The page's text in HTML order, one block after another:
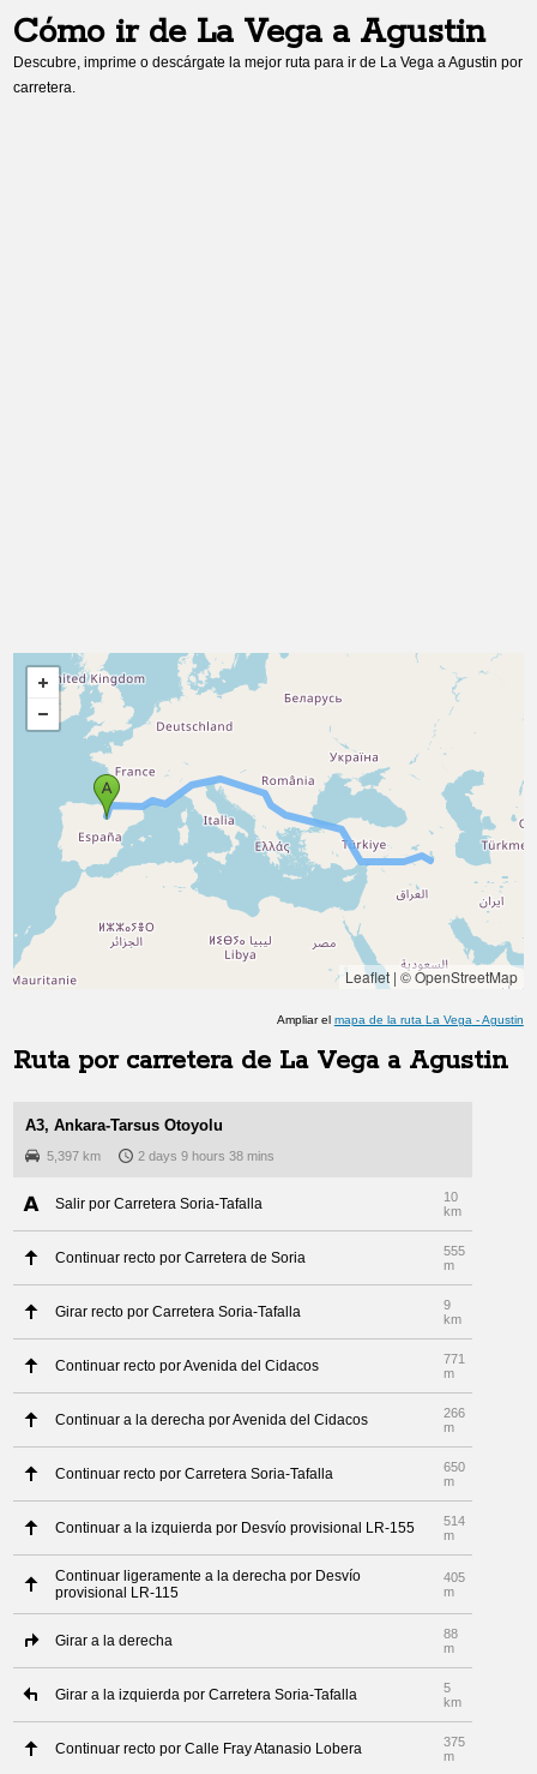
Cómo ir de La Vegaa Agustin
Descubre, imprime o descárgate la mejor ruta para ir de La Vega aAgustin por
carretera.
Leaflet| © OpenStreetMap
Ampliar el mapa de la ruta La Vega -Agustin
Ruta por carretera de La Vegaa Agustin
A3, Ankara-Tarsus Otoyolu
5,397 km 2 days 9 hours 38 mins
Salir por Carretera Soria-Tafalla
10
km
Continuar recto por Carretera de Soria
555
m
Girar recto por Carretera Soria-Tafalla
9
km
Continuar recto por Avenida del Cidacos
771
m
Continuar a la derecha por Avenida del Cidacos
266
m
Continuar recto por Carretera Soria-Tafalla
650
m
Continuar a la izquierda por Desvío provisional LR-155
514
m
Continuar ligeramente a la derecha por Desvío
provisional LR-115
405
m
Girar a la derecha
88
m
Girar a la izquierda por Carretera Soria-Tafalla
5
km
Continuar recto por Calle Fray Atanasio Lobera
375
m